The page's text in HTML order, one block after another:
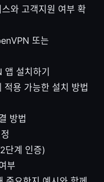
와 고객지원 여부 확
또는
설치하기
용 가능한 설치 방법
방법
단계 인증)
부